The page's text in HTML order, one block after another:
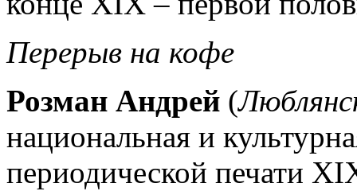
Перерыв на кофе
Розман Андрей (
национальная и
периодической печати